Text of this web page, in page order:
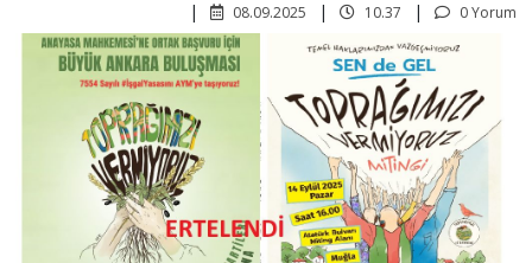
0 Yorum
10.37
08.09.2025